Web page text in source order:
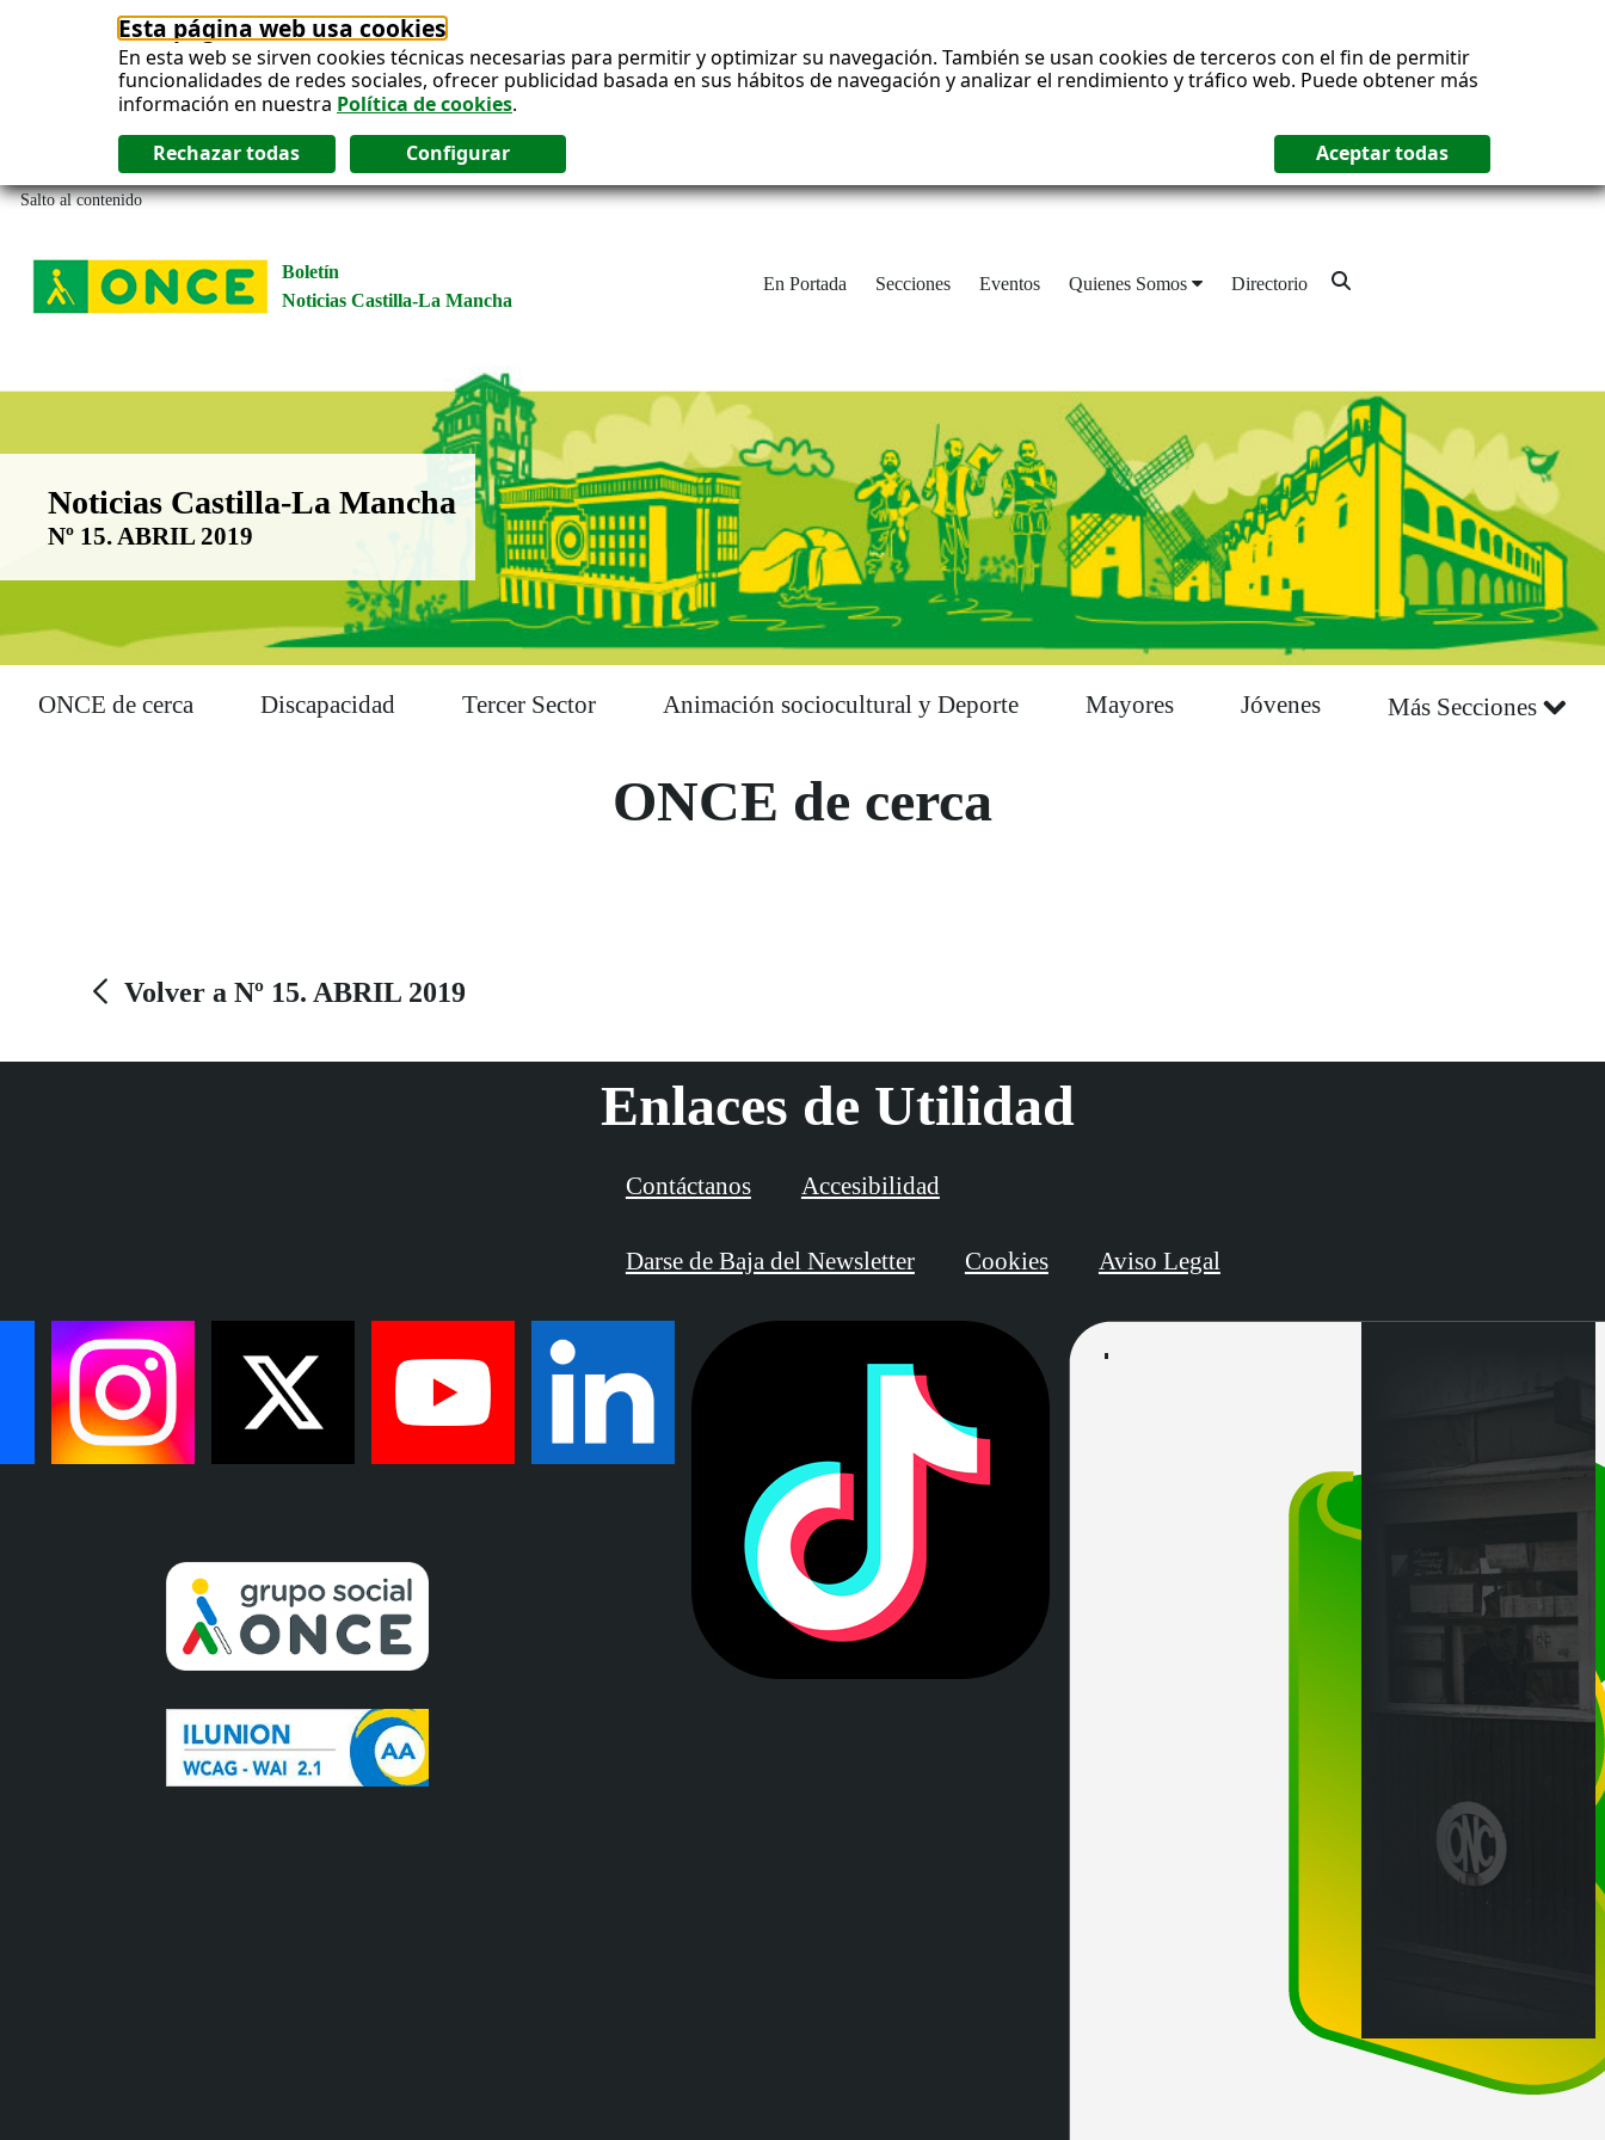
Esta página web usa cookies
En esta web se sirven cookies técnicas necesarias para permitir y optimizar su navegación. También se usan cookies de terceros con el fin de permitir
funcionalidades de redes sociales, ofrecer publicidad basada en sus hábitos de navegación y analizar el rendimiento y tráfico web. Puede obtener más
información en nuestra Política de cookies.
Salto al contenido
Boletín
Noticias Castilla-La Mancha
En Portada Secciones Eventos Quienes Somos Directorio
Boletín Noticias Castilla-La Mancha
Noticias Castilla-La Mancha
Nº 15. ABRIL 2019
ONCE de cerca Discapacidad Tercer Sector Animación sociocultural y Deporte Mayores Jóvenes Más Secciones
ONCE de cerca
Volver a Nº 15. ABRIL 2019
Enlaces de Utilidad
Contáctanos Accesibilidad
Darse de Baja del Newsletter Cookies Aviso Legal